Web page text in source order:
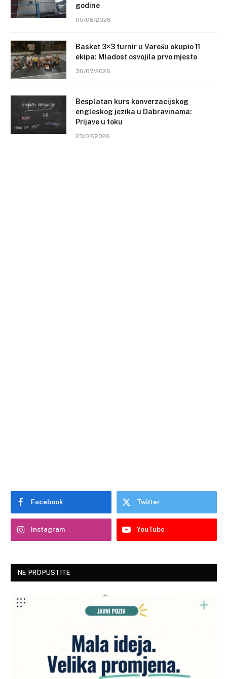
godine
05/08/2026
Basket 3×3 turnir u Varešu okupio 11
ekipa: Mladost osvojila prvo mjesto
30/07/2026
Besplatan kurs konverzacijskog
engleskog jezika u Dabravinama:
Prijave u toku
23/07/2026
Facebook Twitter
Instagram YouTube
NE PROPUSTITE